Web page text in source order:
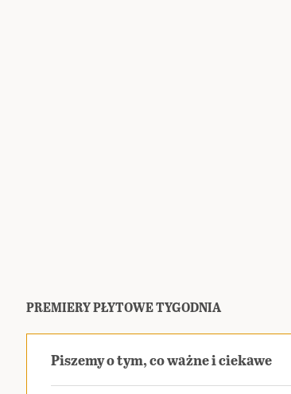
PREMIERY PŁYTOWE TYGODNIA
Piszemy o tym, co ważne i ciekawe